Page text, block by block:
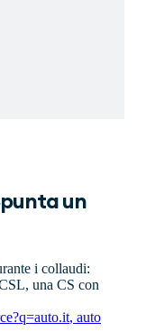
un
i collaudi:
una CS con
, auto